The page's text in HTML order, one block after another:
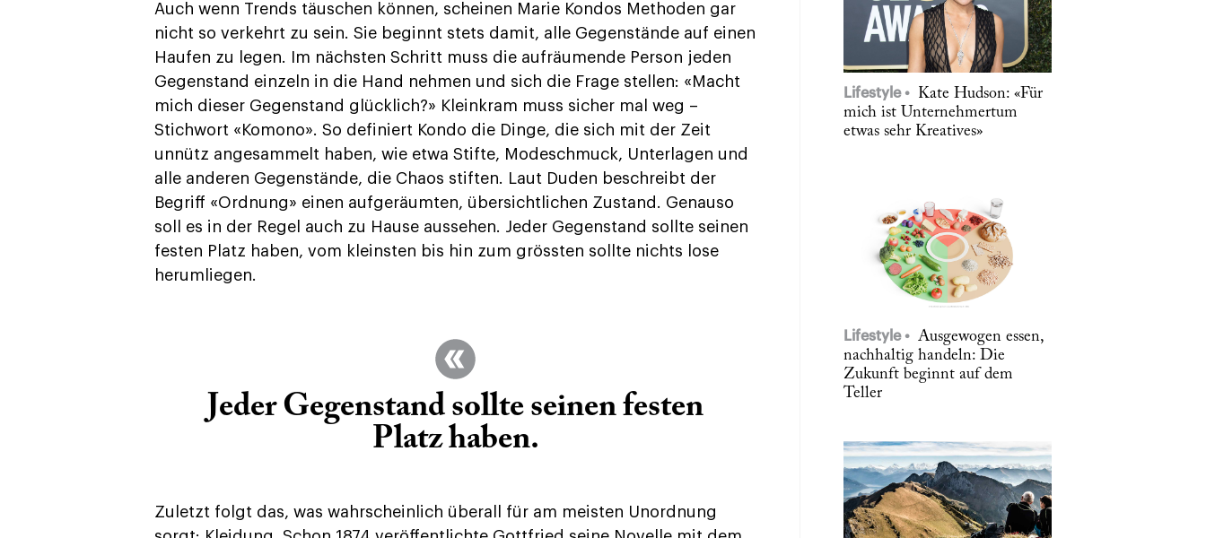
Auch wenn Trends täuschen können, scheinen Marie Kondos Methoden gar
nicht so verkehrt zu sein. Sie beginnt stets damit, alle Gegenstände auf einen
Haufen zu legen. Im nächsten Schritt muss die aufräumende Person jeden
Gegenstand einzeln in die Hand nehmen und sich die Frage stellen: «Macht
mich dieser Gegenstand glücklich?» Kleinkram muss sicher mal weg –
Stichwort «Komono». So definiert Kondo die Dinge, die sich mit der Zeit
unnütz angesammelt haben, wie etwa Stifte, Modeschmuck, Unterlagen und
alle anderen Gegenstände, die Chaos stiften. Laut Duden beschreibt der
Begriff «Ordnung» einen aufgeräumten, übersichtlichen Zustand. Genauso
soll es in der Regel auch zu Hause aussehen. Jeder Gegenstand sollte seinen
festen Platz haben, vom kleinsten bis hin zum grössten sollte nichts lose
herumliegen.
Jeder Gegenstand sollte seinen festen
Platz haben.
Zuletzt folgt das, was wahrscheinlich überall für am meisten Unordnung
Lifestyle
Kate Hudson: «Für
mich ist Unternehmertum
etwas sehr Kreatives»
Lifestyle
Ausgewogen essen,
nachhaltig handeln: Die
Zukunft beginnt auf dem
Teller